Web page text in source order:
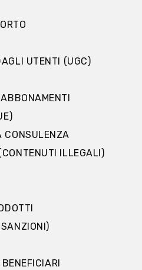
UTENTI (UGC)
CONSULENZA
ILLEGALI)